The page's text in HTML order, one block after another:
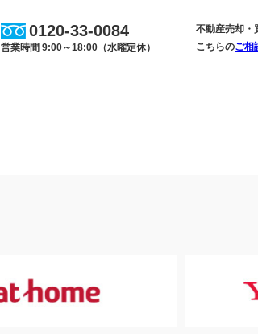
不動産売却・
こちらのご相
0120-33-0084
営業時間 9:00～18:00（水曜定休）